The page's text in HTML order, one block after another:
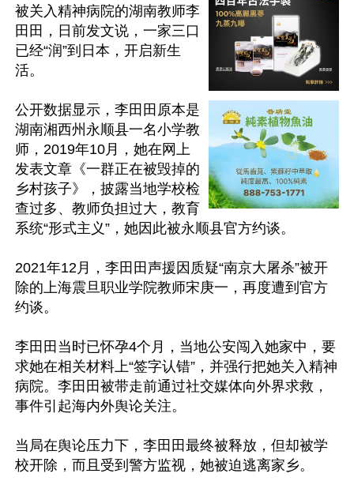
被关入精神病院的湖南教师李
田田，日前发文说，一家三口
已经“润”到日本，开启新生
活。
公开数据显示，李田田原本是
湖南湘西州永顺县一名小学教
师，2019年10月，她在网上
发表文章《一群正在被毁掉的
乡村孩子》，披露当地学校检
查过多、教师负担过大，教育
系统“形式主义”，她因此被永顺县官方约谈。
2021年12月，李田田声援因质疑“南京大屠杀”被开
除的上海震旦职业学院教师宋庚一，再度遭到官方
约谈。
李田田当时已怀孕4个月，当地公安闯入她家中，要
求她在相关材料上“签字认错”，并强行把她关入精神
病院。李田田被带走前通过社交媒体向外界求救，
事件引起海内外舆论关注。
当局在舆论压力下，李田田最终被释放，但却被学
校开除，而且受到警方监视，她被迫逃离家乡。